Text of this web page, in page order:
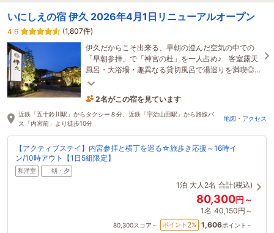
いにしえの宿 伊久 2026年4月1日リニューアルオープン
4.6
(1,807件)
伊久だからこそ出来る、早朝の澄んだ空気の中での
「早朝参拝」で「神宮の杜」を一人占め♪ 客室露天
風呂・大浴場・趣異なる貸切風呂で湯巡りを満喫◎
松阪牛等四季折々の旬の食材を味わえる夕食もオス
2名がこの宿を見ています
5時間前に予約されました
近鉄「五十鈴川駅」からタクシー８分、近鉄「宇治山田駅」から路線バ
ス「内宮前」より徒歩10分
地図・アクセス
【アクティブステイ】内宮参拝と横丁を巡る☆旅歩き応援～16時イ
ン/10時アウト【1日5組限定】
和洋室 朝・夕
1泊 大人2名 合計(税込)
80,300円～
1名 40,150円～
80,300スコア～ ポイント 2% 1,606ポイント～